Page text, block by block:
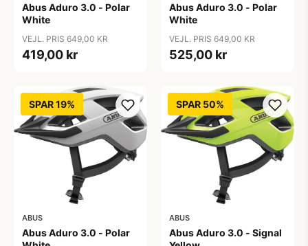
Abus Aduro 3.0 - Polar
White
VEJL. PRIS 649,00 KR
419,00 kr
Abus Aduro 3.0 - Polar
White
VEJL. PRIS 649,00 KR
525,00 kr
SPAR 19%
ABUS
Abus Aduro 3.0 - Polar
SPAR 50%
ABUS
Abus Aduro 3.0 - Signal